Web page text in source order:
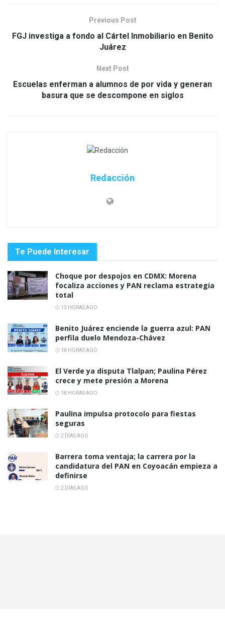
Previous Post
FGJ investiga a fondo al Cártel Inmobiliario en Benito
Juárez
Next Post
Escuelas enferman a alumnos de por vida y generan
basura que se descompone en siglos
Redacción
Te Puede Interesar
Choque por despojos en CDMX: Morena
focaliza acciones y PAN reclama estrategia
total
13 HORAS AGO
Benito Juárez enciende la guerra azul: PAN
perfila duelo Mendoza-Chávez
18 HORAS AGO
El Verde ya disputa Tlalpan; Paulina Pérez
crece y mete presión a Morena
18 HORAS AGO
Paulina impulsa protocolo para fiestas
seguras
2 DÍAS AGO
Barrera toma ventaja; la carrera por la
candidatura del PAN en Coyoacán empieza a
definirse
2 DÍAS AGO